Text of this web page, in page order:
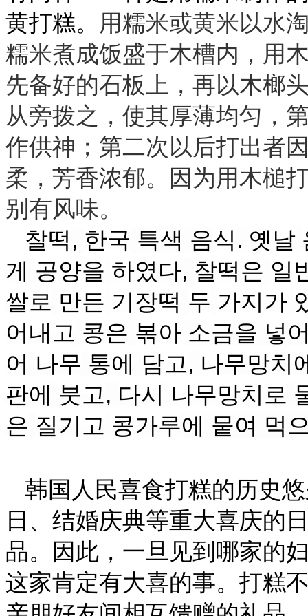
黄打糕。
用糯米或黄米以水
糯米煮成饭盛于木槽内，用
先备好的石板上，再以木榔
从旁拨之，使其厚薄均匀，
作供神；第二次以后打出者
柔，芳香浓郁。因为用木槌
别有风味。
찰떡 , 한국 특색 음식 . 옛날
게 공양을 하였 다, 찰떡은 일
쌀로 만든 기장떡 두 가지가
어내고 콩은 볶아 소금을 넣
어 나무 통에 담고 , 나무망치
판에 붓고 , 다시 나무망치로
은 질기 고 콩가루에 뭍여 먹
韩国人民喜食打糕的历史
日、结婚庆典等重大喜庆的
品。因此，一旦见到哪家的
这家肯定有大喜的事。打糕